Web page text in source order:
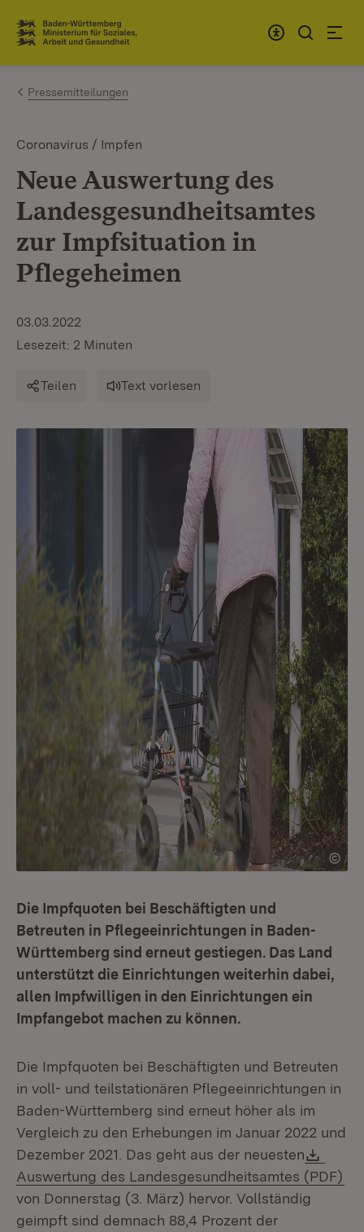
Zum Inhalt springen
Link zur Startseite
Pressemitteilungen
Coronavirus / Impfen
Neue Auswertung des
Landesgesundheitsamtes
zur Impfsituation in
Pflegeheimen
03.03.2022
Lesezeit: 2 Minuten
Teilen Text vorlesen
Die Impfquoten bei Beschäftigten und
Betreuten in Pflegeeinrichtungen in Baden-
Württemberg sind erneut gestiegen. Das Land
unterstützt die Einrichtungen weiterhin dabei,
allen Impfwilligen in den Einrichtungen ein
Impfangebot machen zu können.
Die Impfquoten bei Beschäftigten und Betreuten
in voll- und teilstationären Pflegeeinrichtungen in
Baden-Württemberg sind erneut höher als im
Vergleich zu den Erhebungen im Januar 2022 und
Dezember 2021. Das geht aus der neuesten
Auswertung des Landesgesundheitsamtes (PDF)
von Donnerstag (3. März) hervor. Vollständig
geimpft sind demnach 88,4 Prozent der